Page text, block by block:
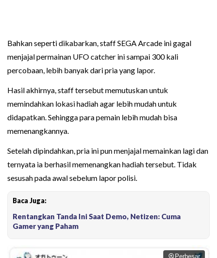
Bahkan seperti dikabarkan, staff SEGA Arcade ini gagal
menjajal permainan UFO catcher ini sampai 300 kali
percobaan, lebih banyak dari pria yang lapor.
Hasil akhirnya, staff tersebut memutuskan untuk
memindahkan lokasi hadiah agar lebih mudah untuk
didapatkan. Sehingga para pemain lebih mudah bisa
memenangkannya.
Setelah dipindahkan, pria ini pun menjajal memainkan lagi dan
ternyata ia berhasil memenangkan hadiah tersebut. Tidak
sesusah pada awal sebelum lapor polisi.
Baca Juga:
Rentangkan Tanda Ini Saat Demo, Netizen: Cuma
Gamer yang Paham
Perbesar